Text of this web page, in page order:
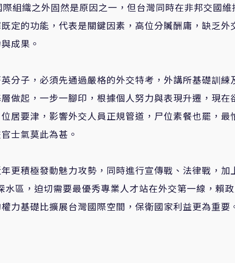
組織之外固然是原因之一，但台灣同時在非邦交國維
定的功能，代表是關鍵因素，高位分贓酬庸，缺乏外
成果。
分子，必須先通過嚴格的外交特考，外講所基礎訓練
做起，一步一腳印，根據個人努力與表現升遷，現在
居要津，影響外交人員正規管道，尸位素餐也罷，最
士氣莫此為甚。
更積極發動魅力攻勢，同時進行宣傳戰、法律戰，加
區，迫切需要最優秀專業人才站在外交第一線，賴
力基礎比擴展台灣國際空間，保衛國家利益更為重要